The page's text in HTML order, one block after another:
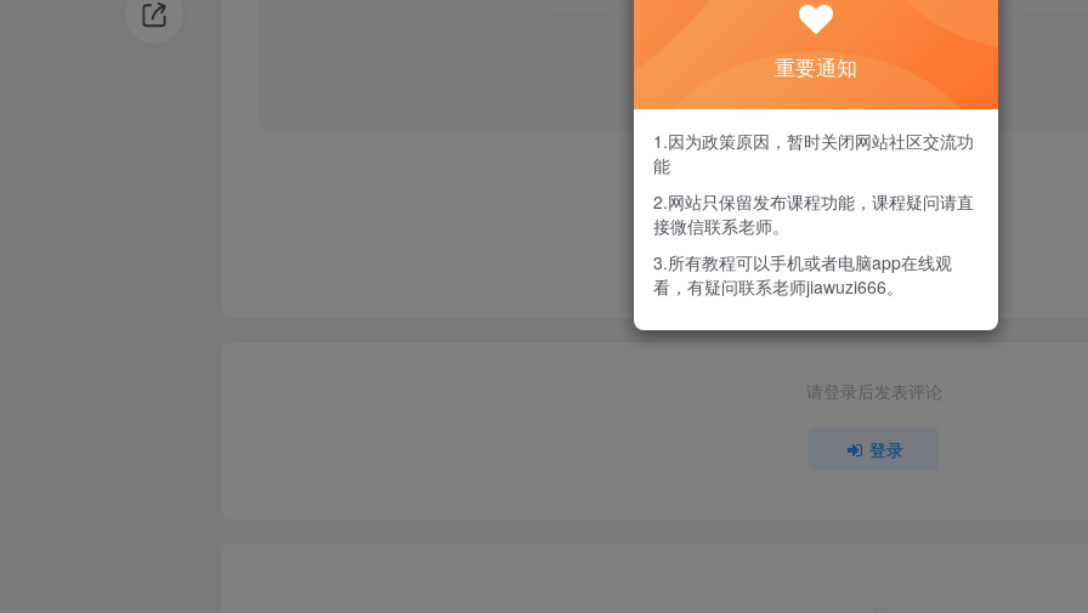
登录后查看我的权限
请登录后发表评论
登录
重要通知
1.因为政策原因，暂时关闭网站社区交流功
能
2.网站只保留发布课程功能，课程疑问请直
接微信联系老师。
3.所有教程可以手机或者电脑app在线观
看，有疑问联系老师jiawuzi666。